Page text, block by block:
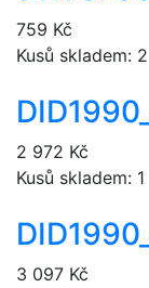
759 Kč
Kusů skladem: 2
2 972 Kč
Kusů skladem: 1
3 097 Kč